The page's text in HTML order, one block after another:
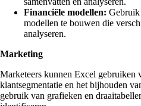
Financiële modellen:
modellen te bouwen die
analyseren.
Marketing
Marketeers kunnen Excel gebruiken
klantsegmentatie en het bijhouden
gebruik van grafieken en